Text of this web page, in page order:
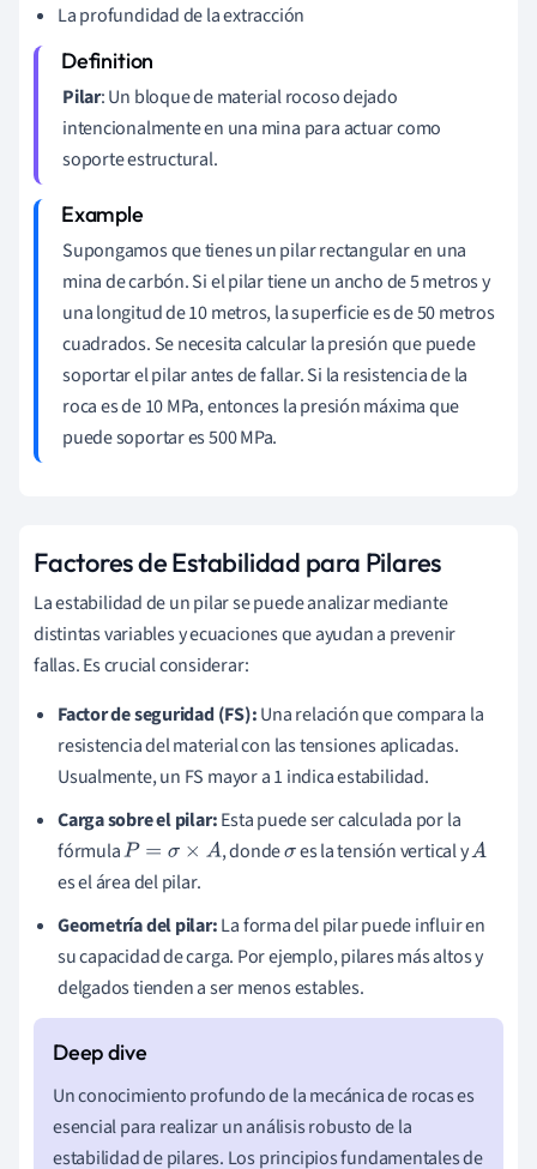
La profundidad de la extracción
Pilar: Un bloque de material rocoso dejado
intencionalmente en una mina para actuar como
soporte estructural.
Supongamos que tienes un pilar rectangular en una
mina de carbón. Si el pilar tiene un ancho de 5 metros y
una longitud de 10 metros, la superficie es de 50 metros
cuadrados. Se necesita calcular la presión que puede
soportar el pilar antes de fallar. Si la resistencia de la
roca es de 10 MPa, entonces la presión máxima que
puede soportar es 500 MPa.
Factores de Estabilidad para Pilares
La estabilidad de un pilar se puede analizar mediante
distintas variables y ecuaciones que ayudan a prevenir
fallas. Es crucial considerar:
Factor de seguridad (FS):Una relación que compara la
resistencia del material con las tensiones aplicadas.
Usualmente, un FS mayor a 1 indica estabilidad.
Carga sobre el pilar:Esta puede ser calculada por la
fórmulaP= σ× A , dondeσes la tensión vertical yA
es el área del pilar.
Geometría del pilar:La forma del pilar puede influir en
su capacidad de carga. Por ejemplo, pilares más altos y
delgados tienden a ser menos estables.
Un conocimiento profundo de la mecánica de rocas es
esencial para realizar un análisis robusto de la
estabilidad de pilares. Los principios fundamentales de